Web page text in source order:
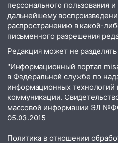
персонального пользования
дальнейшему
распространению в какой-
письменного разрешения
Редакция может не
"Информационный портал
в Федеральной службе по
информационных технологий
коммуникаций.
массовой информации ЭЛ
05.03.2015
Политика в отношении